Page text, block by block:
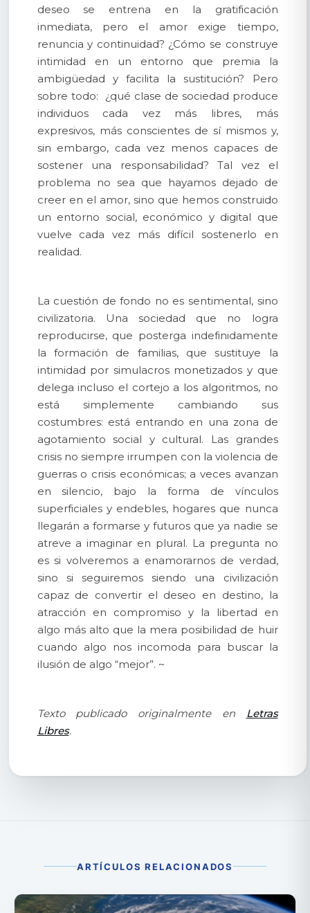
deseo se entrena en la gratificación
inmediata, pero el amor exige tiempo,
renuncia y continuidad? ¿Cómo se construye
intimidad en un entorno que premia la
ambigüedad y facilita la sustitución? Pero
sobre todo: ¿qué clase de sociedad produce
individuos cada vez más libres, más
expresivos, más conscientes de sí mismos y,
sin embargo, cada vez menos capaces de
sostener una responsabilidad? Tal vez el
problema no sea que hayamos dejado de
creer en el amor, sino que hemos construido
un entorno social, económico y digital que
vuelve cada vez más difícil sostenerlo en
realidad.
La cuestión de fondo no es sentimental, sino
civilizatoria. Una sociedad que no logra
reproducirse, que posterga indefinidamente
la formación de familias, que sustituye la
intimidad por simulacros monetizados y que
delega incluso el cortejo a los algoritmos, no
está simplemente cambiando sus
costumbres: está entrando en una zona de
agotamiento social y cultural. Las grandes
crisis no siempre irrumpen con la violencia de
guerras o crisis económicas; a veces avanzan
en silencio, bajo la forma de vínculos
superficiales y endebles, hogares que nunca
llegarán a formarse y futuros que ya nadie se
atreve a imaginar en plural. La pregunta no
es si volveremos a enamorarnos de verdad,
sino si seguiremos siendo una civilización
capaz de convertir el deseo en destino, la
atracción en compromiso y la libertad en
algo más alto que la mera posibilidad de huir
cuando algo nos incomoda para buscar la
ilusión de algo “mejor”. ~
Texto publicado originalmente en Letras
Libres.
ARTÍCULOS RELACIONADOS